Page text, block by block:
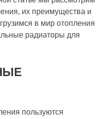
их преимущества и
в мир отопления
радиаторы для
пользуются